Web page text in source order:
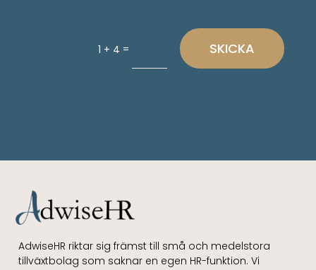
1 + 4 = SKICKA
AdwiseHR riktar sig främst till små och medelstora
tillväxtbolag som saknar en egen HR-funktion. Vi